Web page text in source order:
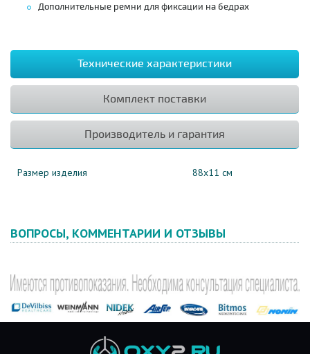
Дополнительные ремни для фиксации на бедрах
Технические характеристики
Комплект поставки
Производитель и гарантия
Размер изделия 88х11 см
ВОПРОСЫ, КОММЕНТАРИИ И ОТЗЫВЫ